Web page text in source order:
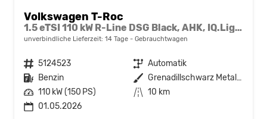
Volkswagen T-Roc
1.5 eTSI 110 kW R-Line DSG Black, AHK, IQ.Light, Kamera, el. Klappe, Winter, 19-Zoll
unverbindliche Lieferzeit: 14 Tage Gebrauchtwagen
Fahrzeugnr. 5124523 Getriebe Automatik
Kraftstoff Benzin Außenfarbe
Grenadillschwarz Metallic
Leistung 110 kW (150 PS) Kilometerstand 10 km
01.05.2026